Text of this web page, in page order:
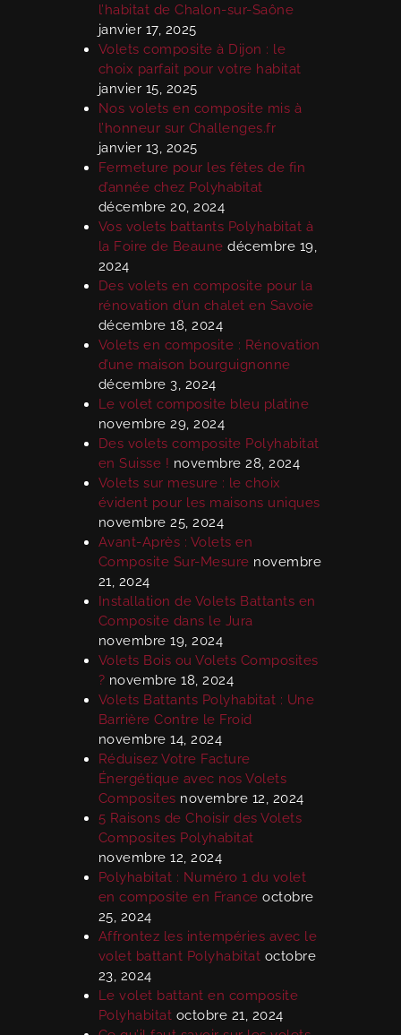
l’habitat de Chalon-sur-Saône
janvier 17, 2025
Volets composite à Dijon : le
choix parfait pour votre habitat
janvier 15, 2025
Nos volets en composite mis à
l’honneur sur Challenges.fr
janvier 13, 2025
Fermeture pour les fêtes de fin
d’année chez Polyhabitat
décembre 20, 2024
Vos volets battants Polyhabitat à
la Foire de Beaune décembre 19,
2024
Des volets en composite pour la
rénovation d’un chalet en Savoie
décembre 18, 2024
Volets en composite : Rénovation
d’une maison bourguignonne
décembre 3, 2024
Le volet composite bleu platine
novembre 29, 2024
Des volets composite Polyhabitat
en Suisse ! novembre 28, 2024
Volets sur mesure : le choix
évident pour les maisons uniques
novembre 25, 2024
Avant-Après : Volets en
Composite Sur-Mesure novembre
21, 2024
Installation de Volets Battants en
Composite dans le Jura
novembre 19, 2024
Volets Bois ou Volets Composites
? novembre 18, 2024
Volets Battants Polyhabitat : Une
Barrière Contre le Froid
novembre 14, 2024
Réduisez Votre Facture
Énergétique avec nos Volets
Composites novembre 12, 2024
5 Raisons de Choisir des Volets
Composites Polyhabitat
novembre 12, 2024
Polyhabitat : Numéro 1 du volet
en composite en France octobre
25, 2024
Affrontez les intempéries avec le
volet battant Polyhabitat octobre
23, 2024
Le volet battant en composite
Polyhabitat octobre 21, 2024